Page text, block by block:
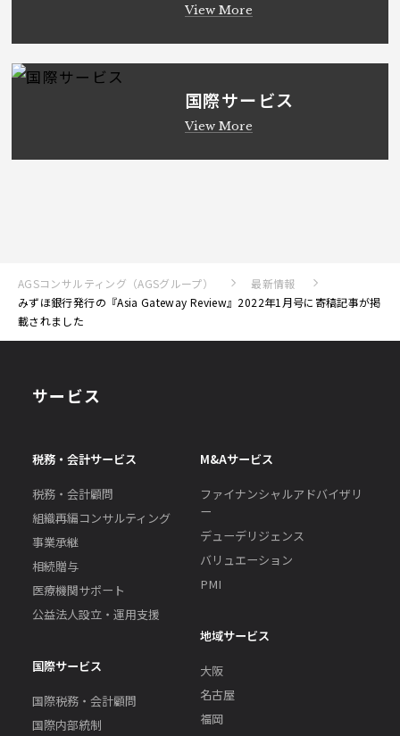
View More
国際サービス
View More
AGSコンサルティング（AGSグループ）
最新情報
みずほ銀行発行の『Asia Gateway Review』2022年1月号に寄稿記事が掲
載されました
サービス
税務・会計サービス
税務・会計顧問
組織再編コンサルティング
事業承継
相続贈与
医療機関サポート
公益法人設立・運用支援
国際サービス
国際税務・会計顧問
国際内部統制
M&Aサービス
ファイナンシャルアドバイザリ
ー
デューデリジェンス
バリュエーション
PMI
地域サービス
大阪
名古屋
福岡